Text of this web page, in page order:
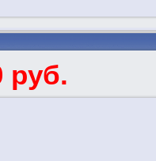
руб.